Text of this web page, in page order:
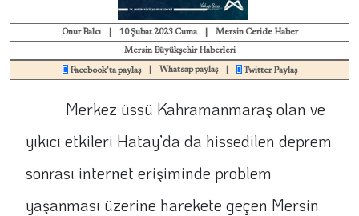
Onur Balcı 10 Şubat 2023 Cuma Mersin Ceride Haber
Mersin Büyükşehir Haberleri
Facebook'ta paylaş Whatsap paylaş Twitter Paylaş
Merkez üssü Kahramanmaraş olan ve
yıkıcı etkileri Hatay’da da hissedilen deprem
sonrası internet erişiminde problem
yaşanması üzerine harekete geçen Mersin